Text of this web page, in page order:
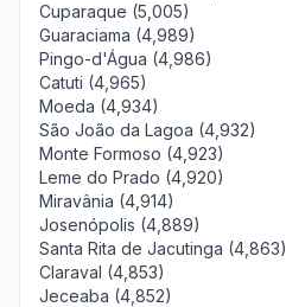
Cuparaque (5,005)
Guaraciama (4,989)
Pingo-d'Água (4,986)
Catuti (4,965)
Moeda (4,934)
São João da Lagoa (4,932)
Monte Formoso (4,923)
Leme do Prado (4,920)
Miravânia (4,914)
Josenópolis (4,889)
Santa Rita de Jacutinga (4,863)
Claraval (4,853)
Jeceaba (4,852)